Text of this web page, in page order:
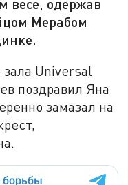
весе, одержав
Мерабом
Universal
поздравил Яна
замазал на